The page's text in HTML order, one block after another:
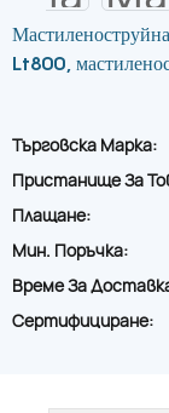
Lt800,
Търговска Марка:
Пристанище За
Плащане:
Мин. Поръчка:
Време За
Сертифициране: